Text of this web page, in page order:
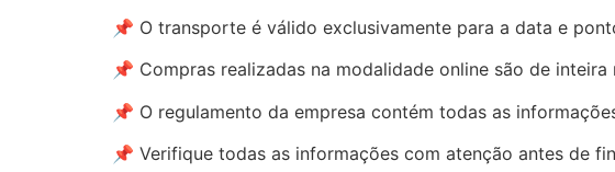
📌 O transporte é válido exclusivamente para a data e
📌 Compras realizadas na modalidade online são de
📌 O regulamento da empresa contém todas as
📌 Verifique todas as informações com atenção antes de